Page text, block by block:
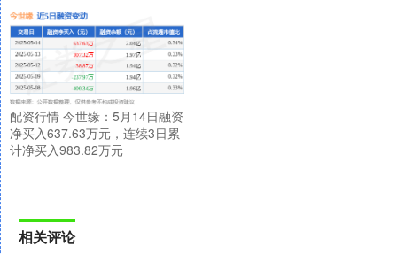
配资行情 今世缘：5月14日融资
净买入637.63万元，连续3日累
计净买入983.82万元
相关评论